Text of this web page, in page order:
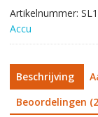
Artikelnummer:
Accu
Beschrijving
Beoordelingen